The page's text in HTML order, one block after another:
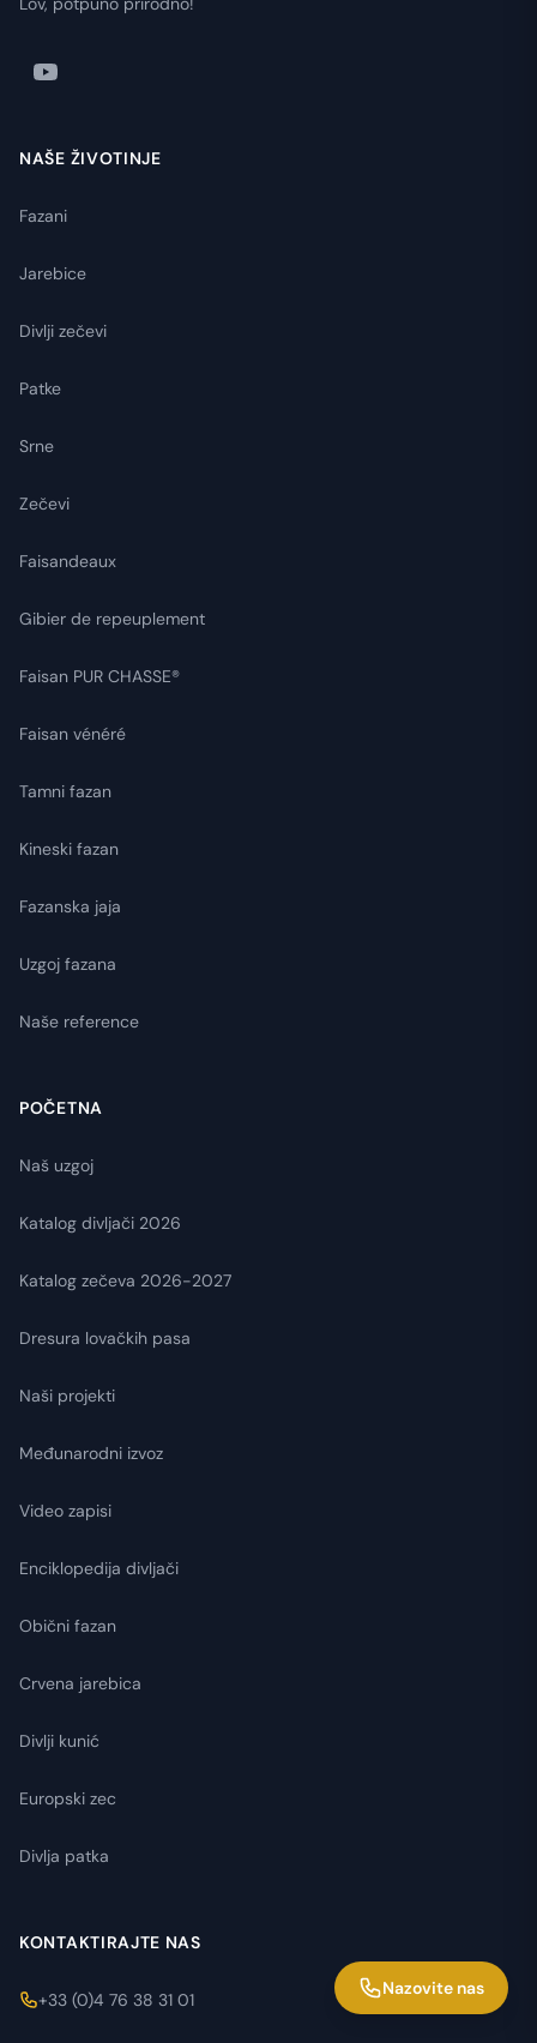
NAŠE ŽIVOTINJE
Fazani
Jarebice
Divlji zečevi
Patke
Srne
Zečevi
Faisandeaux
Gibier de repeuplement
Faisan PUR CHASSE®
Faisan vénéré
Tamni fazan
Kineski fazan
Fazanska jaja
Uzgoj fazana
Naše reference
POČETNA
Naš uzgoj
Katalog divljači 2026
Katalog zečeva 2026-2027
Dresura lovačkih pasa
Naši projekti
Međunarodni izvoz
Video zapisi
Enciklopedija divljači
Obični fazan
Crvena jarebica
Divlji kunić
Europski zec
Divlja patka
KONTAKTIRAJTE NAS
+33 (0)4 76 38 31 01
Nazovite nas